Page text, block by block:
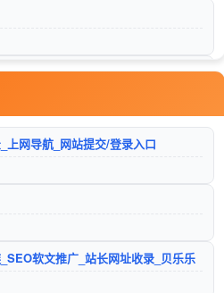
柒零导航网
捌零导航
上网导航_网站提交/登录入口
软文推广_站长网址收录_贝乐乐